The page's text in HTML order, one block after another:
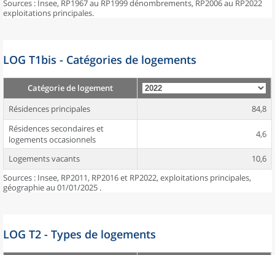
Sources : Insee, RP1967 au RP1999 dénombrements, RP2006 au RP2022
exploitations principales.
LOG T1bis - Catégories de logements
Catégorie de logement
Résidences principales
84,8
Résidences secondaires et
logements occasionnels
4,6
Logements vacants
10,6
Sources : Insee, RP2011, RP2016 et RP2022, exploitations principales,
géographie au 01/01/2025 .
LOG T2 - Types de logements